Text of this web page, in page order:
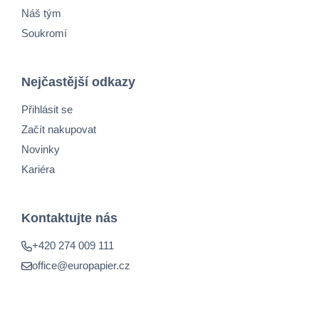
Náš tým
Soukromí
Nejčastější odkazy
Přihlásit se
Začít nakupovat
Novinky
Kariéra
Kontaktujte nás
+420 274 009 111
office@europapier.cz